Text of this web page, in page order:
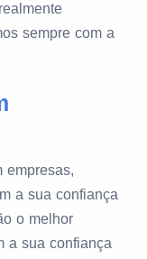
sempre com a
empresas,
a sua confiança
o melhor
a sua confiança